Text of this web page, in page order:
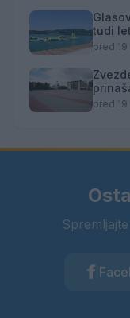
tudi
pred 19
pred 19